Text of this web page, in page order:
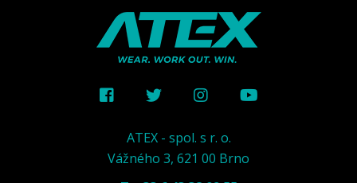
ATEX - spol. s r. o.
Vážného 3, 621 00 Brno